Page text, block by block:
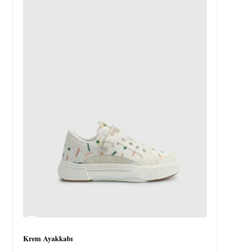
Krem Ayakkabı